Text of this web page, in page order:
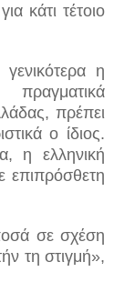
κάτι τέτοιο
η
πρέπει
ο ίδιος.
η ελληνική
επιπρόσθετη
σε σχέση
τη στιγμή»,